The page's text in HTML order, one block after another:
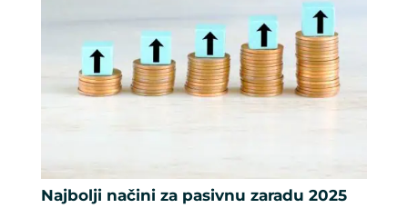
Najbolji načini za pasivnu zaradu 2025